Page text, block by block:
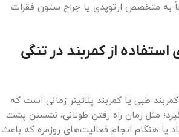
به متخصص ارتوپدی یا جراح ستون فقرات
استفاده از کمربند در تنگی
طبی یا کمربند پلاتینر زمانی است که
مثل زمان راه رفتن طولانی، نشستن پشت
یا هنگام انجام فعالیت‌های روزمره که باعث